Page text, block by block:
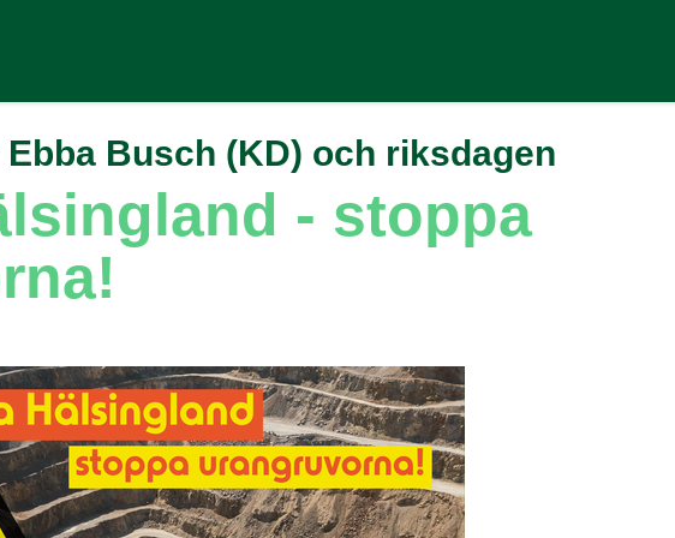
Busch (KD) och riksdagen
- stoppa